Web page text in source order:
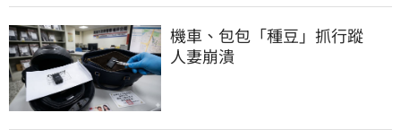
機車、包包「種豆」抓行蹤
人妻崩潰